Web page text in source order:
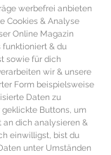
werbefrei anbieten
Cookies & Analyse
Online Magazin
funktioniert & du
sowie für dich
wir & unsere
Form beispielsweise
Daten zu
Buttons, um
an dich analysieren &
einwilligst, bist du
unter Umständen